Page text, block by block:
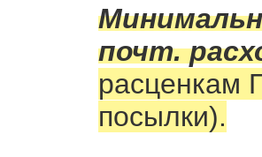
почт.
расценкам
посылки).